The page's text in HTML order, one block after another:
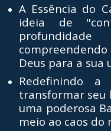
A Essência do
ideia de
Deus para a sua
Redefinindo a
transformar seu
uma poderosa
meio ao caos